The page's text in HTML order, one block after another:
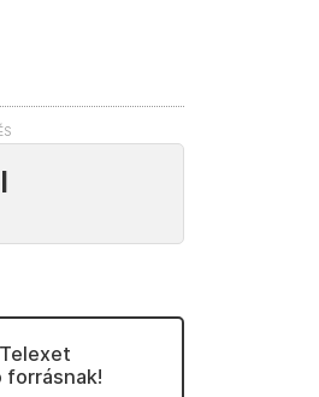
forrásnak!